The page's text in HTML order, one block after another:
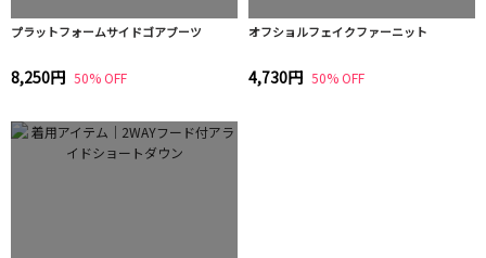
プラットフォームサイドゴアブーツ
8,250円 50% OFF
オフショルフェイクファーニット
4,730円 50% OFF